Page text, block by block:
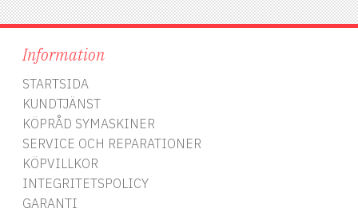
Information
STARTSIDA
KUNDTJÄNST
KÖPRÅD SYMASKINER
SERVICE OCH REPARATIONER
KÖPVILLKOR
INTEGRITETSPOLICY
GARANTI